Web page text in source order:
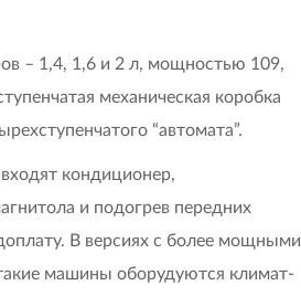
– 1,4, 1,6 и 2 л, мощностью 109,
механическая коробка
“автомата”.
кондиционер,
и подогрев передних
В версиях с более мощными
машины оборудуются климат-